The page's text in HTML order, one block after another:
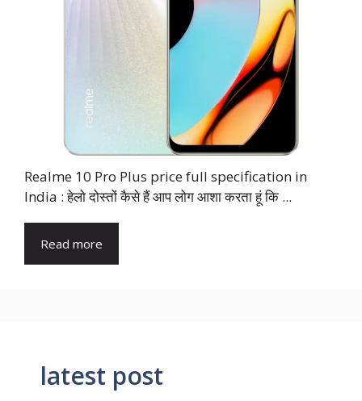
Realme 10 Pro Plus price full specification in
India : हेलो दोस्तों कैसे हैं आप लोग आशा करता हूं कि ...
Read more
latest post